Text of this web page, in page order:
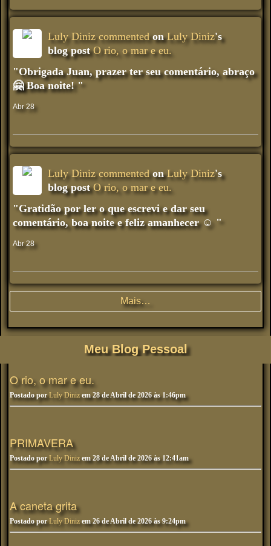
Luly Diniz commentedonLuly Diniz's
blog postO rio, o mar e eu.
"Obrigada Juan, prazer ter seu comentário, abraço
🤗 Boa noite! "
Abr 28
Luly Diniz commentedonLuly Diniz's
blog postO rio, o mar e eu.
"Gratidão por ler o que escrevi e dar seu
comentário, boa noite e feliz amanhecer ☺️ "
Abr 28
Mais…
Meu Blog Pessoal
O rio, o mar e eu.
Postado porLuly Diniz em 28 de Abril de 2026 às 1:46pm
PRIMAVERA
Postado porLuly Diniz em 28 de Abril de 2026 às 12:41am
A caneta grita
Postado porLuly Diniz em 26 de Abril de 2026 às 9:24pm